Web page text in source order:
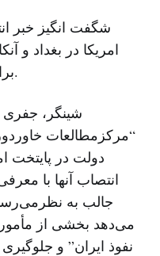
شگفت انگیز خبر
امریکا در بغداد و
برای پیوستن به پرونده سوریه بود.
شینگر،
“مرکزمطالعات
دولت در پایتخت
انتصاب آنها با
جالب به
می‌دهد بخشی از
نفوذ ایران” و